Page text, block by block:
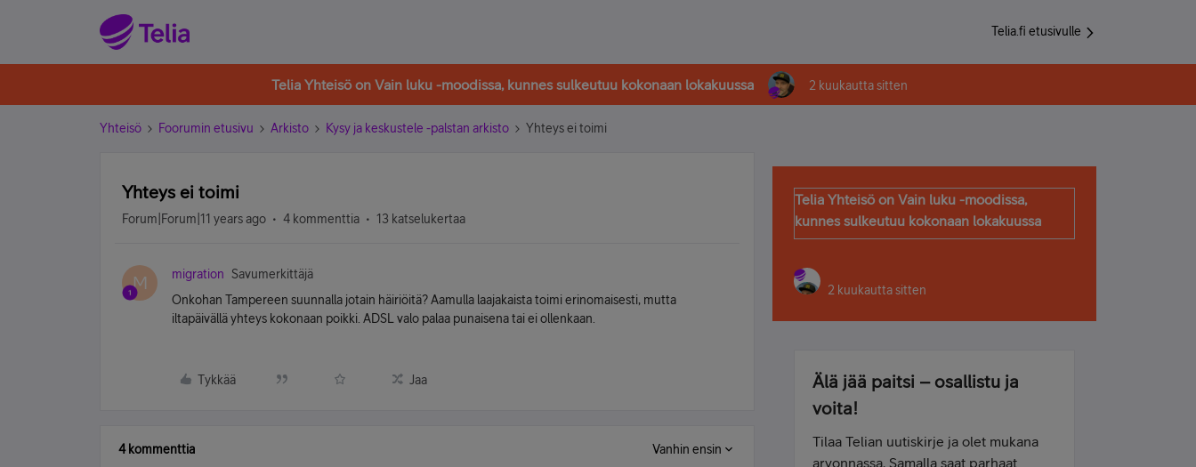
Telia.fi etusivulle
Telia Yhteisö on Vain luku -moodissa, kunnes sulkeutuu kokonaan lokakuussa 2 kuukautta sitten
Yhteisö Foorumin etusivu Arkisto Kysy ja keskustele -palstan arkisto Yhteys ei toimi
Yhteys ei toimi
Forum|Forum|11 years ago 4 kommenttia 13 katselukertaa
M migration
Savumerkittäjä
Onkohan Tampereen suunnalla jotain häiriöitä? Aamulla laajakaista toimi erinomaisesti, mutta
iltapäivällä yhteys kokonaan poikki. ADSL valo palaa punaisena tai ei ollenkaan.
Tykkää Jaa
4 kommenttia Vanhin ensin
Telia Yhteisö on Vain luku -moodissa,
kunnes sulkeutuu kokonaan lokakuussa
2 kuukautta sitten
Älä jää paitsi – osallistu ja
voita!
Tilaa Telian uutiskirje ja olet mukana
arvonnassa. Samalla saat parhaat